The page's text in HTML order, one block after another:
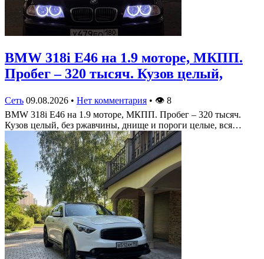
BMW 318i E46 на 1.9 моторе, МКПП.
Пробег – 320 тысяч. Кузов целый,
Сеть 09.08.2026 • Нет комментария • 👁 8
BMW 318i E46 на 1.9 моторе, МКПП. Пробег – 320 тысяч.
Кузов целый, без ржавчины, днище и пороги целые, вся…